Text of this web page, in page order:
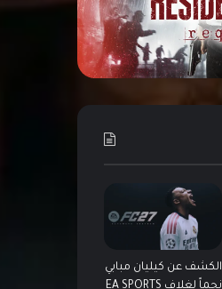
الكشف عن كيليان مبابي
نجماً لغلاف EA SPORTS